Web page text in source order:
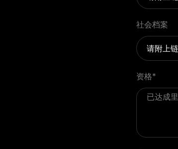
社会档案
资格*